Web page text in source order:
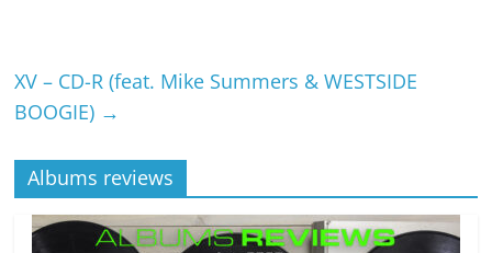
XV – CD-R (feat. Mike Summers & WESTSIDE
BOOGIE) →
Albums reviews